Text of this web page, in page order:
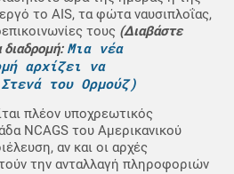
το AIS, τα φώτα ναυσιπλοΐας,
τους (Διαβάστε
διαδρομή: Μια νέα
αρχίζει να
του Ορμούζ)
πλέον υποχρεωτικός
NCAGS του Αμερικανικού
αν και οι αρχές
την ανταλλαγή πληροφοριών